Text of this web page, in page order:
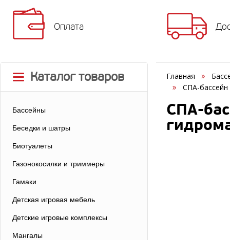
Оплата
Каталог товаров
Бассейны
Беседки и шатры
Биотуалеты
Газонокосилки и триммеры
Гамаки
Детская игровая мебель
Детские игровые комплексы
Мангалы
Главная
СПА-бассейн
СПА-